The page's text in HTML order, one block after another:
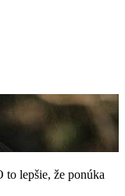
to lepšie, že ponúka